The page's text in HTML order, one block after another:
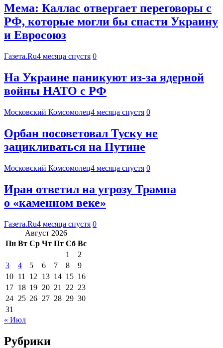
Мема: Каллас отвергает переговоры с
РФ, которые могли бы спасти Украину
и Евросоюз
Газета.Ru4 месяца спустя 0
На Украине паникуют из-за ядерной
войны НАТО с РФ
Московский Комсомолец4 месяца спустя 0
Орбан посоветовал Туску не
зацикливаться на Путине
Московский Комсомолец4 месяца спустя 0
Иран ответил на угрозу Трампа
о «каменном веке»
Газета.Ru4 месяца спустя 0
Август 2026
Пн Вт Ср Чт Пт Сб Вс
1
2
3
4 5 6 7 8
9
10 11 12 13 14 15 16
17 18 19 20 21 22 23
24 25 26 27 28 29 30
31
« Июл
Рубрики